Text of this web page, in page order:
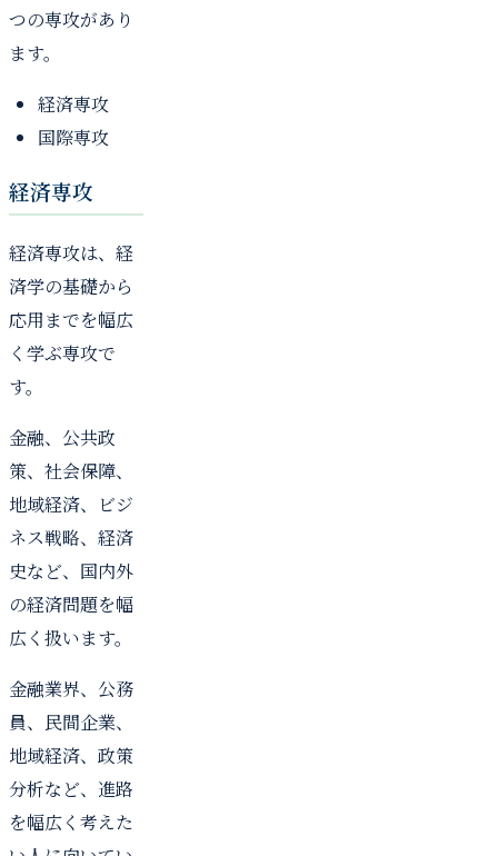
つの専攻があり
ます。
経済専攻
国際専攻
経済専攻
経済専攻は、経
済学の基礎から
応用までを幅広
く学ぶ専攻で
す。
金融、公共政
策、社会保障、
地域経済、ビジ
ネス戦略、経済
史など、国内外
の経済問題を幅
広く扱います。
金融業界、公務
員、民間企業、
地域経済、政策
分析など、進路
を幅広く考えた